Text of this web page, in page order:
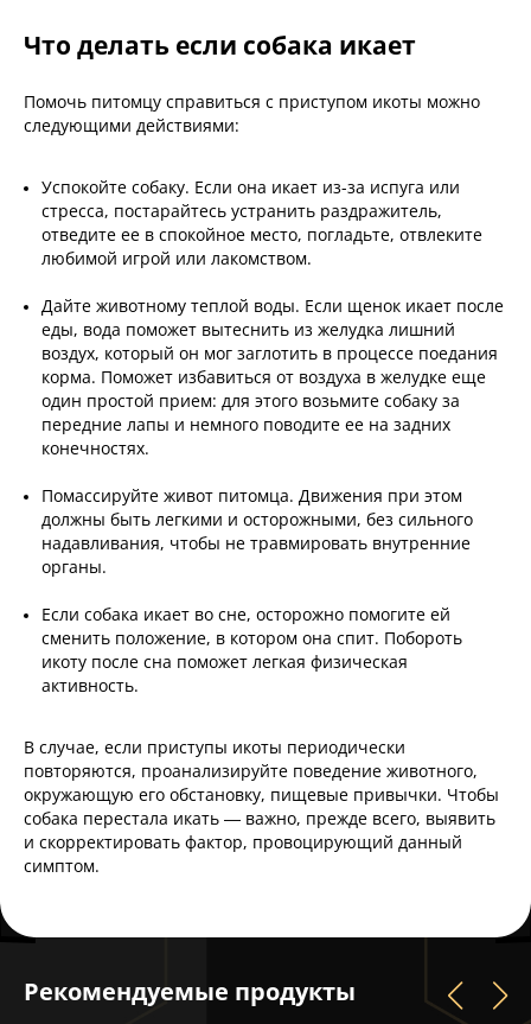
Что делать если собака икает
Помочь питомцу справиться с приступом икоты можно
следующими действиями:
Успокойте собаку. Если она икает из-за испуга или
стресса, постарайтесь устранить раздражитель,
отведите ее в спокойное место, погладьте, отвлеките
любимой игрой или лакомством.
Дайте животному теплой воды. Если щенок икает после
еды, вода поможет вытеснить из желудка лишний
воздух, который он мог заглотить в процессе поедания
корма. Поможет избавиться от воздуха в желудке еще
один простой прием: для этого возьмите собаку за
передние лапы и немного поводите ее на задних
конечностях.
Помассируйте живот питомца. Движения при этом
должны быть легкими и осторожными, без сильного
надавливания, чтобы не травмировать внутренние
органы.
Если собака икает во сне, осторожно помогите ей
сменить положение, в котором она спит. Побороть
икоту после сна поможет легкая физическая
активность.
В случае, если приступы икоты периодически
повторяются, проанализируйте поведение животного,
окружающую его обстановку, пищевые привычки. Чтобы
собака перестала икать — важно, прежде всего, выявить
и скорректировать фактор, провоцирующий данный
симптом.
Рекомендуемые продукты